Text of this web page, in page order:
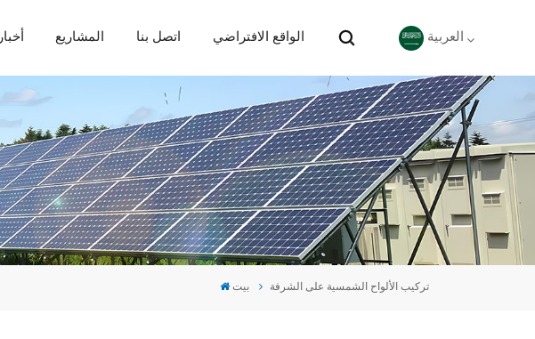
أخبار المشاريع اتصل بنا الواقع الافتراضي العربية
English
Deutsch
español
português
بيت تركيب الألواح الشمسية على الشرفة